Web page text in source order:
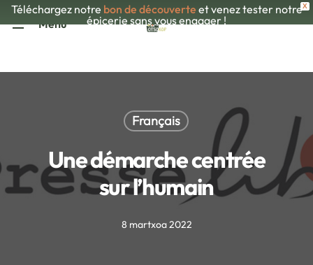
X
Téléchargez notre bon de découverte et venez tester notre
épicerie sans vous engager !
Skip
to
Menu
Français
Une démarche centrée
sur l’humain
8 martxoa 2022